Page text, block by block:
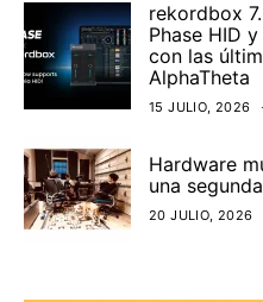
rekordbox
Phase HID
con las
AlphaTheta
15 JULIO, 2026
Hardware
una
20 JULIO, 2026